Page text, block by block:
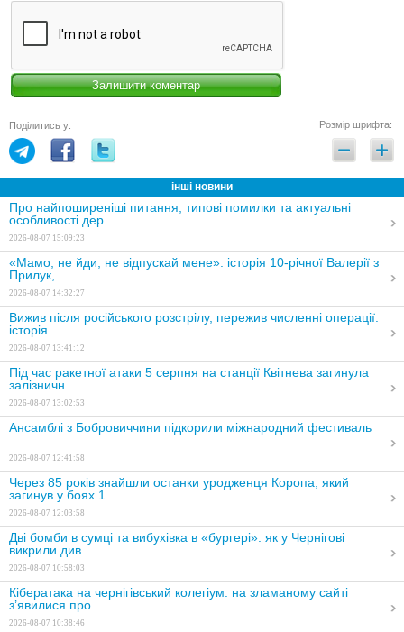
Поділитись у: Розмір шрифта:
інші новини
Про найпоширеніші питання, типові помилки та актуальні
особливості дер...
2026-08-07 15:09:23
«Мамо, не йди, не відпускай мене»: історія 10-річної Валерії з
Прилук,...
2026-08-07 14:32:27
Вижив після російського розстрілу, пережив численні операції:
історія ...
2026-08-07 13:41:12
Під час ракетної атаки 5 серпня на станції Квітнева загинула
залізничн...
2026-08-07 13:02:53
Ансамблі з Бобровиччини підкорили міжнародний фестиваль
2026-08-07 12:41:58
Через 85 років знайшли останки уродженця Коропа, який
загинув у боях 1...
2026-08-07 12:03:58
Дві бомби в сумці та вибухівка в «бургері»: як у Чернігові
викрили див...
2026-08-07 10:58:03
Кібератака на чернігівський колегіум: на зламаному сайті
з’явилися про...
2026-08-07 10:38:46